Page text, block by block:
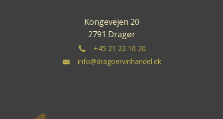
Kongevejen 20
2791 Dragør
+45 21 22 10 20
info@dragoervinhandel.dk